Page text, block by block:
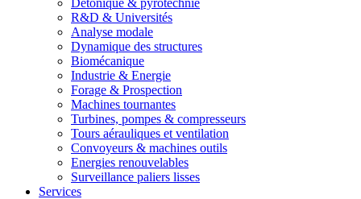
Détonique & pyrotechnie
R&D & Universités
Analyse modale
Dynamique des structures
Biomécanique
Industrie & Energie
Forage & Prospection
Machines tournantes
Turbines, pompes & compresseurs
Tours aérauliques et ventilation
Convoyeurs & machines outils
Energies renouvelables
Surveillance paliers lisses
Services